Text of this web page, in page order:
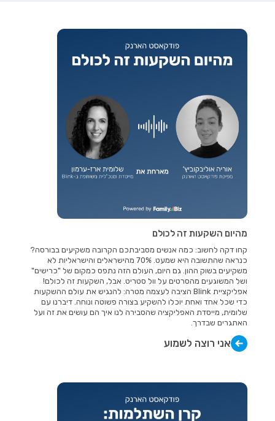
מהיום השקעות זה לכולם
קחו דקה לחשוב: כמה אנשים מסביבתכם הקרובה משקיעים בבורסה?
כנראה שהתשובה היא שמעט. 70% מהישראלים והישראליות לא
משקיעים בשוק ההון. גם היום, העולם הזה נתפס כמקום של "כרישים"
ושל המשוגעים מהסרטים על וול סטריט. אבל, השקעות זה לכולם!
אפליקציית Blink הציבה לעצמה מטרה: להנגיש את עולם ההשקעות
כדי שכל אחד ואחת יוכלו להשקיע בצורה פשוטה ונוחה. דיברנו עם
שלומית, מייסדת האפליקציה שהסבירה לנו איך הם עושים את זה ועל
האתגרים שבדרך.
אני רוצה לשמוע